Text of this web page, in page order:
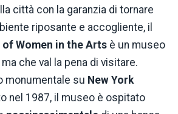
città con la garanzia di tornare
riposante e accogliente, il
of Women in the Arts è un museo
che val la pena di visitare.
monumentale su New York
nel 1987, il museo è ospitato